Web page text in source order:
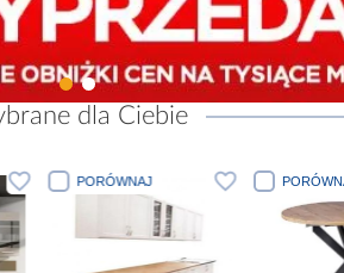
dla Ciebie
PORÓWNAJ